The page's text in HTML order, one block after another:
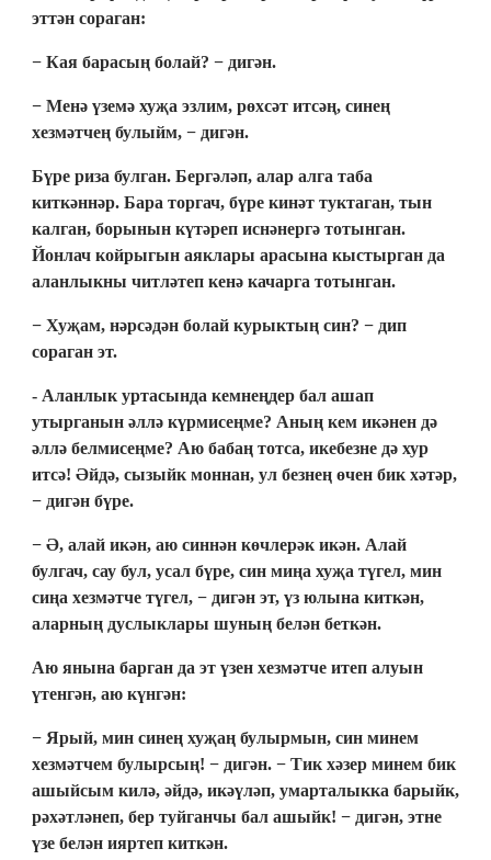
эттән сораган:
− Кая барасың болай? − дигән.
− Менә үземә хуҗа эзлим, рөхсәт итсәң, синең
хезмәтчең булыйм, − дигән.
Бүре риза булган. Бергәләп, алар алга таба
киткәннәр. Бара торгач, бүре кинәт туктаган, тын
калган, борынын күтәреп иснәнергә тотынган.
Йонлач койрыгын аяклары арасына кыстырган да
аланлыкны читләтеп кенә качарга тотынган.
− Хуҗам, нәрсәдән болай курыктың син? − дип
сораган эт.
- Аланлык уртасында кемнеңдер бал ашап
утырганын әллә күрмисеңме? Аның кем икәнен дә
әллә белмисеңме? Аю бабаң тотса, икебезне дә хур
итсә! Әйдә, сызыйк моннан, ул безнең өчен бик хәтәр,
− дигән бүре.
− Ә, алай икән, аю синнән көчлерәк икән. Алай
булгач, сау бул, усал бүре, син миңа хуҗа түгел, мин
сиңа хезмәтче түгел, − дигән эт, үз юлына киткән,
аларның дуслыклары шуның белән беткән.
Аю янына барган да эт үзен хезмәтче итеп алуын
үтенгән, аю күнгән:
− Ярый, мин синең хуҗаң булырмын, син минем
хезмәтчем булырсың! − дигән. − Тик хәзер минем бик
ашыйсым килә, әйдә, икәүләп, умарталыкка барыйк,
рәхәтләнеп, бер туйганчы бал ашыйк! − дигән, этне
үзе белән ияртеп киткән.